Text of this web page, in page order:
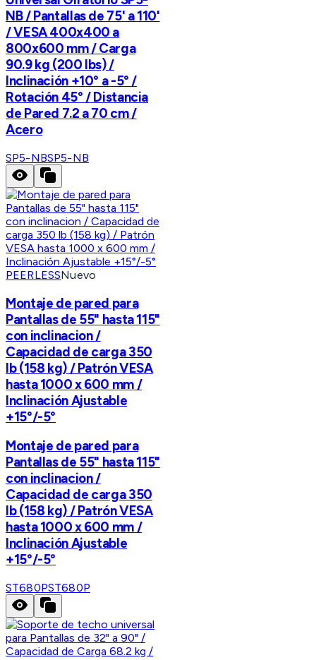
NB / Pantallas de 75' a 110'
/ VESA 400x400 a
800x600 mm / Carga
90.9 kg (200 lbs) /
Inclinación +10° a -5° /
Rotación 45° / Distancia
de Pared 7.2 a 70 cm /
Acero
SP5-NBSP5-NB
PEERLESSNuevo
Montaje de pared para
Pantallas de 55" hasta 115"
con inclinacion /
Capacidad de carga 350
lb (158 kg) / Patrón VESA
hasta 1000 x 600 mm /
Inclinación Ajustable
+15°/-5°
Montaje de pared para
Pantallas de 55" hasta 115"
con inclinacion /
Capacidad de carga 350
lb (158 kg) / Patrón VESA
hasta 1000 x 600 mm /
Inclinación Ajustable
+15°/-5°
ST680PST680P